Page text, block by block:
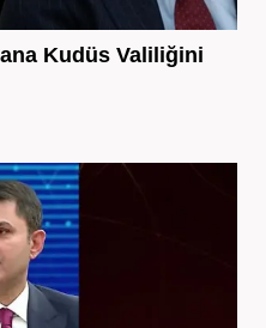
Kudüs Valiliğini